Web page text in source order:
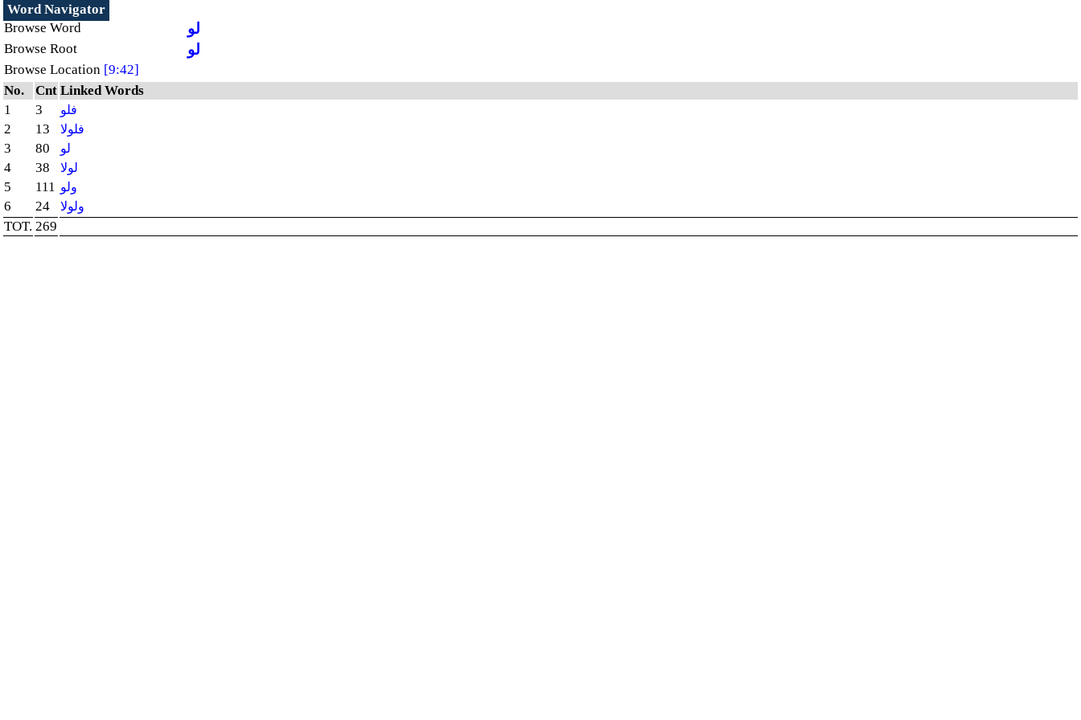
Word Navigator
Browse Word
لو
Browse Root لو
Browse Location [9:42]
No.
Cnt Linked Words
1
3 فلو
2 13 فلولا
3 80 لو
4 38 لولا
5 111 ولو
6 24 ولولا
TOT. 269